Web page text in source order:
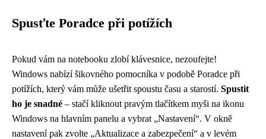
Spusťte Poradce při potížích
Pokud vám na notebooku zlobí klávesnice, nezoufejte!
Windows nabízí šikovného pomocníka v podobě Poradce při
potížích, který vám může ušetřit spoustu času a starostí. Spustit
ho je snadné – stačí kliknout pravým tlačítkem myši na ikonu
Windows na hlavním panelu a vybrat „Nastavení“. V okně
nastavení pak zvolte „Aktualizace a zabezpečení“ a v levém